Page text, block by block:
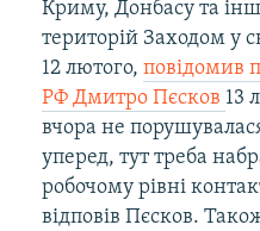
Криму, Донбасу та
територій Заходом у
12 лютого, повідомив
РФ Дмитро Пєсков 13
вчора не
уперед, тут треба
робочому рівні
відповів Пєсков.